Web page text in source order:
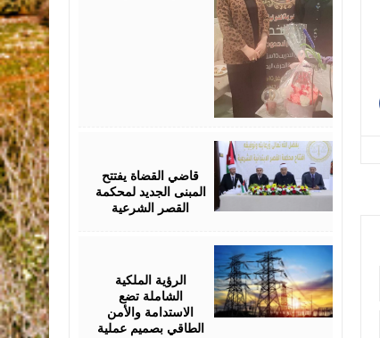
قاضي القضاة يفتتح
المبنى الجديد لمحكمة
القصر الشرعية
الرؤية الملكية
الشاملة تضع
الاستدامة والأمن
الطاقي بصميم عملية